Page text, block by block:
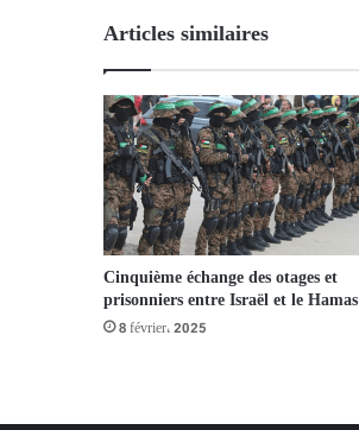
Articles similaires
Cinquième échange des otages et
prisonniers entre Israël et le Hamas
8 février، 2025